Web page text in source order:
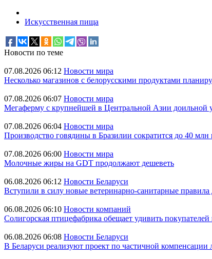
Искусственная пища
Новости по теме
07.08.2026 06:12 Новости мира
Несколько магазинов с белорусскими продуктами
07.08.2026 06:07 Новости мира
Мегаферму с крупнейшей в Центральной Азии доильной
07.08.2026 06:04 Новости мира
Производство говядины в Бразилии сократится до 40 млн
07.08.2026 06:00 Новости мира
Молочные жиры на GDT продолжают дешеветь
06.08.2026 06:12 Новости Беларуси
Вступили в силу новые ветеринарно-санитарные правила
06.08.2026 06:10 Новости компаний
Солигорская птицефабрика обещает удивить
06.08.2026 06:08 Новости Беларуси
В Беларуси реализуют проект по частичной компенсации